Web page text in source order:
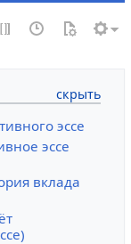
эссе
эссе
вклада